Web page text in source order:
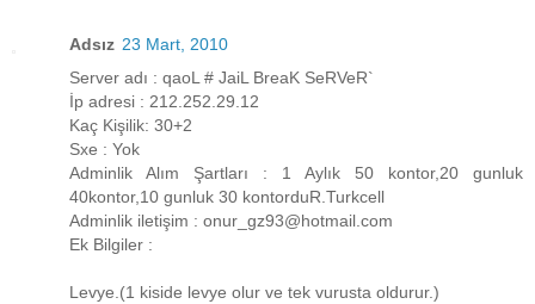
Adsız 23 Mart, 2010
Server adı : qaoL # JaiL BreaK SeRVeR`
İp adresi : 212.252.29.12
Kaç Kişilik: 30+2
Sxe : Yok
Adminlik Alım Şartları : 1 Aylık 50 kontor,20 gunluk
40kontor,10 gunluk 30 kontorduR.Turkcell
Adminlik iletişim : onur_gz93@hotmail.com
Ek Bilgiler :
Levye.(1 kiside levye olur ve tek vurusta oldurur.)